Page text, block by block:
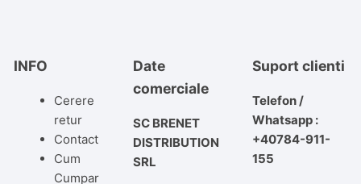
INFO
Cerere
retur
Contact
Cum
Cumpar
Date
comerciale
SC BRENET
DISTRIBUTION
SRL
Suport clienti
Telefon /
Whatsapp :
+40784-911-
155